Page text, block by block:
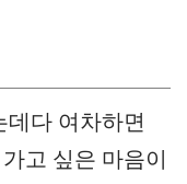
다 여차하면
고 싶은 마음이